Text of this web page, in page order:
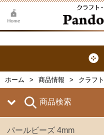
ホーム 商品情報 クラフト
商品検索
パールビーズ 4mm